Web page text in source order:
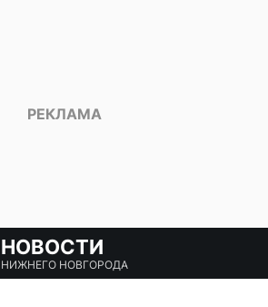
НОВОСТИ
НИЖНЕГО НОВГОРОДА